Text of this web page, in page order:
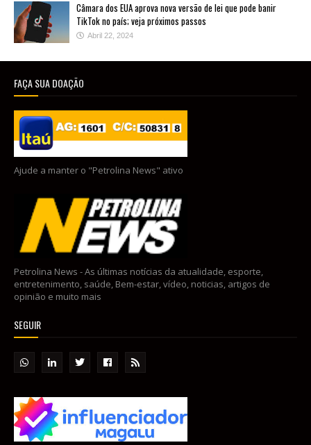
Câmara dos EUA aprova nova versão de lei que pode banir
TikTok no país; veja próximos passos
Abril 22, 2024
FAÇA SUA DOAÇÃO
Ajude a manter o "Petrolina News" ativo
Petrolina News - As últimas notícias da atualidade, esporte,
entretenimento, saúde, Bem-estar, vídeo, noticias, artigos de
opinião e muito mais
SEGUIR